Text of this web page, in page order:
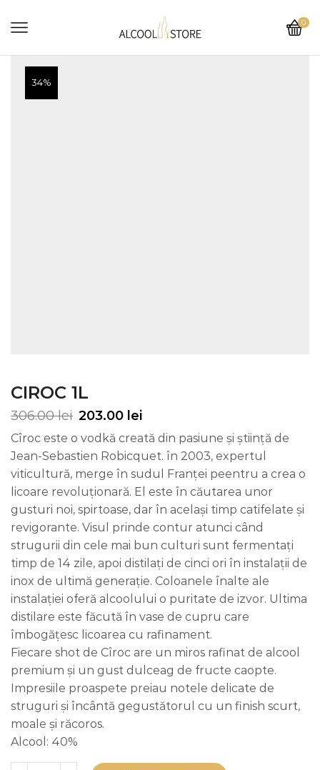
0
34%
CIROC 1L
306.00lei 203.00 lei
Cîroc este o vodkă creată din pasiune și știință de
Jean-Sebastien Robicquet. în 2003, expertul
viticultură, merge în sudul Franței peentru a crea o
licoare revoluționară. El este în căutarea unor
gusturi noi, spirtoase, dar în același timp catifelate și
revigorante. Visul prinde contur atunci când
strugurii din cele mai bun culturi sunt fermentați
timp de 14 zile, apoi distilați de cinci ori în instalații de
inox de ultimă generație. Coloanele înalte ale
instalației oferă alcoolului o puritate de izvor. Ultima
distilare este făcută în vase de cupru care
îmbogățesc licoarea cu rafinament.
Fiecare shot de Cîroc are un miros rafinat de alcool
premium și un gust dulceag de fructe caopte.
Impresiile proaspete preiau notele delicate de
struguri și încântă gegustătorul cu un finish scurt,
moale și răcoros.
Alcool: 40%